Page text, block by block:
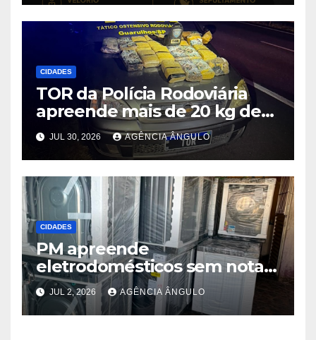
CIDADES
TOR da Polícia Rodoviária
apreende mais de 20 kg de
maconha e prende dois
suspeitos após perseguição
na Rodovia Ayrton Senna
JUL 30, 2026 AGÊNCIA ÂNGULO
CIDADES
PM apreende
eletrodomésticos sem nota e
cerca de 1 kg de maconha
em Poá
JUL 2, 2026 AGÊNCIA ÂNGULO